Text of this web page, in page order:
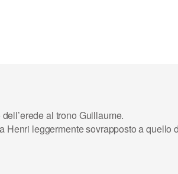
al trono Guillaume.
leggermente sovrapposto a quello